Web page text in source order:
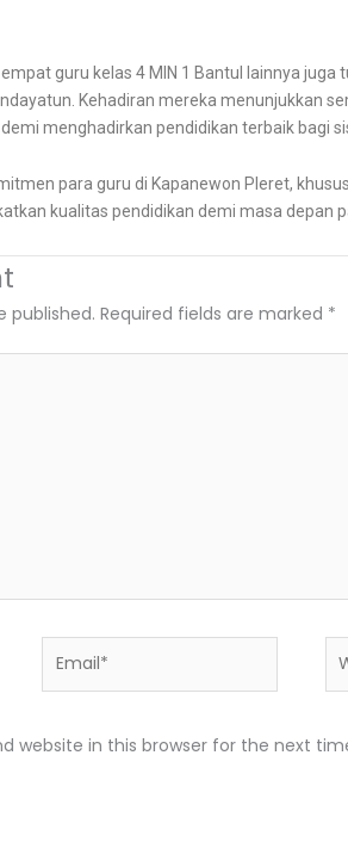
guru kelas 4 MIN 1 Bantul lainnya juga
Kehadiran mereka menunjukkan
menghadirkan pendidikan terbaik bagi
para guru di Kapanewon Pleret,
kualitas pendidikan demi masa depan
published. Required fields are marked *
website in this browser for the next